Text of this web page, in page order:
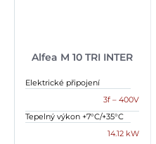
Alfea M 10 TRI INTER
Elektrické připojení
3f – 400V
Tepelný výkon +7°C/+35°C
14.12 kW